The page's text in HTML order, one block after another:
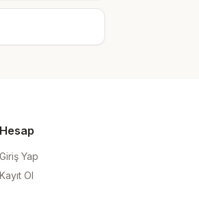
Hesap
Giriş Yap
Kayıt Ol